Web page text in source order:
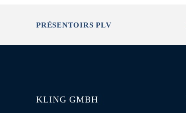
PRÉSENTOIRS PLV
KLING GMBH